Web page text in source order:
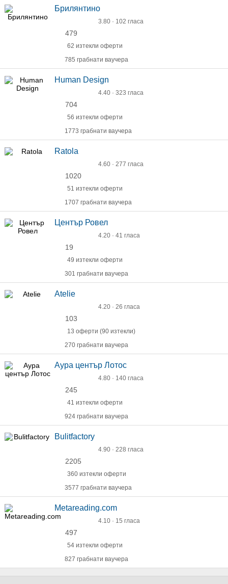
Брилянтино
3.80 · 102 гласа
479
62 изтекли оферти
785 грабнати ваучера
Human Design
4.40 · 323 гласа
704
56 изтекли оферти
1773 грабнати ваучера
Ratola
4.60 · 277 гласа
1020
51 изтекли оферти
1707 грабнати ваучера
Център Ровел
4.20 · 41 гласа
19
49 изтекли оферти
301 грабнати ваучера
Atelie
4.20 · 26 гласа
103
13 оферти (90 изтекли)
270 грабнати ваучера
Аура център Лотос
4.80 · 140 гласа
245
41 изтекли оферти
924 грабнати ваучера
Bulitfactory
4.90 · 228 гласа
2205
360 изтекли оферти
3577 грабнати ваучера
Metareading.com
4.10 · 15 гласа
497
54 изтекли оферти
827 грабнати ваучера